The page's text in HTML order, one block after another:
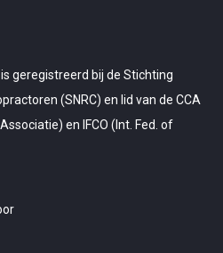
geregistreerd bij de Stichting
(SNRC) en lid van de CCA
en IFCO (Int. Fed. of